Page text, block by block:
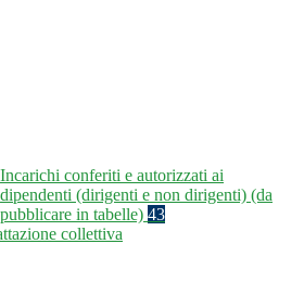
Incarichi conferiti e autorizzati ai
dipendenti (dirigenti e non dirigenti) (da
pubblicare in tabelle) 43
collettiva